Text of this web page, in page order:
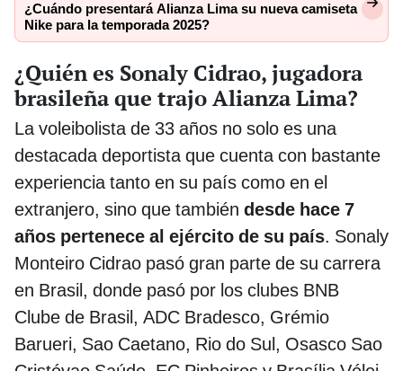
¿Cuándo presentará Alianza Lima su nueva camiseta
Nike para la temporada 2025?
¿Quién es Sonaly Cidrao, jugadora
brasileña que trajo Alianza Lima?
La voleibolista de 33 años no solo es una
destacada deportista que cuenta con bastante
experiencia tanto en su país como en el
extranjero, sino que también desde hace 7
años pertenece al ejército de su país. Sonaly
Monteiro Cidrao pasó gran parte de su carrera
en Brasil, donde pasó por los clubes BNB
Clube de Brasil, ADC Bradesco, Grémio
Barueri, Sao Caetano, Rio do Sul, Osasco Sao